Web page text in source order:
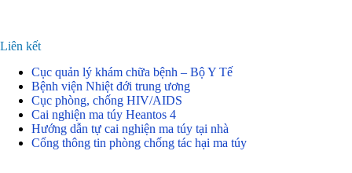
Liên kết
Cục quản lý khám chữa bệnh – Bộ Y Tế
Bệnh viện Nhiệt đới trung ương
Cục phòng, chống HIV/AIDS
Cai nghiện ma túy Heantos 4
Hướng dẫn tự cai nghiện ma túy tại nhà
Cổng thông tin phòng chống tác hại ma túy